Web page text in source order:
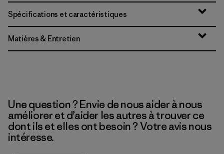
Spécifications et caractéristiques
Matières & Entretien
Une question ? Envie de nous aider à nous
améliorer et d’aider les autres à trouver ce
dont ils et elles ont besoin ? Votre avis nous
intéresse.